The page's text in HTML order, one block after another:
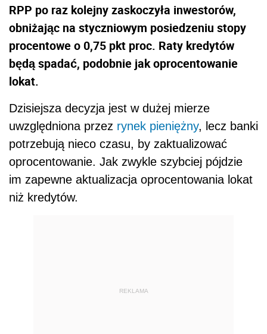
RPP po raz kolejny zaskoczyła inwestorów,
obniżając na styczniowym posiedzeniu stopy
procentowe o 0,75 pkt proc. Raty kredytów
będą spadać, podobnie jak oprocentowanie
lokat.
Dzisiejsza decyzja jest w dużej mierze
uwzględniona przez rynek pieniężny, lecz banki
potrzebują nieco czasu, by zaktualizować
oprocentowanie. Jak zwykle szybciej pójdzie
im zapewne aktualizacja oprocentowania lokat
niż kredytów.
REKLAMA